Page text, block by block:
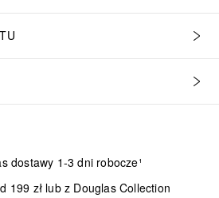
dostawy 1-3 dni robocze¹
199 zł lub z Douglas Collection